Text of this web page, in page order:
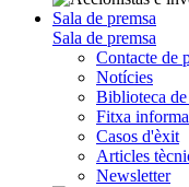
Sala de premsa
Sala de premsa
Contacte de
Notícies
Biblioteca
Fitxa
Casos d'èxit
Articles
Newsletter